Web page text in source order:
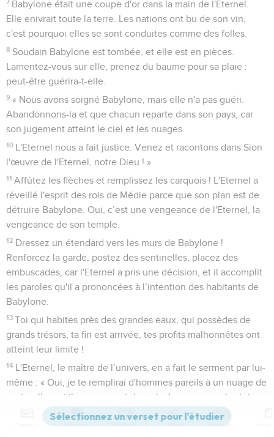
7 Babylone était une coupe d'or dans la main de l'Eternel.
Elle enivrait toute la terre. Les nations ont bu de son vin,
c'est pourquoi elles se sont conduites comme des folles.
8 Soudain Babylone est tombée, et elle est en pièces.
Lamentez-vous sur elle, prenez du baume pour sa plaie :
peut-être guérira-t-elle.
9 « Nous avons soigné Babylone, mais elle n'a pas guéri.
Abandonnons-la et que chacun reparte dans son pays, car
son jugement atteint le ciel et les nuages.
10 L'Eternel nous a fait justice. Venez et racontons dans Sion
l'œuvre de l'Eternel, notre Dieu ! »
11 Affûtez les flèches et remplissez les carquois ! L'Eternel a
réveillé l'esprit des rois de Médie parce que son plan est de
détruire Babylone. Oui, c’est une vengeance de l'Eternel, la
vengeance de son temple.
12 Dressez un étendard vers les murs de Babylone !
Renforcez la garde, postez des sentinelles, placez des
embuscades, car l'Eternel a pris une décision, et il accomplit
les paroles qu'il a prononcées à l’intention des habitants de
Babylone.
13 Toi qui habites près des grandes eaux, qui possèdes de
grands trésors, ta fin est arrivée, tes profits malhonnêtes ont
atteint leur limite !
14 L'Eternel, le maître de l’univers, en a fait le serment par lui-
même : « Oui, je te remplirai d'hommes pareils à un nuage de
sauterelles, et ils pousseront des cris de guerre contre toi. »
C’est lui qui a fait la terre par sa puissance. Il a fondé le
Versions Commentaires Strong